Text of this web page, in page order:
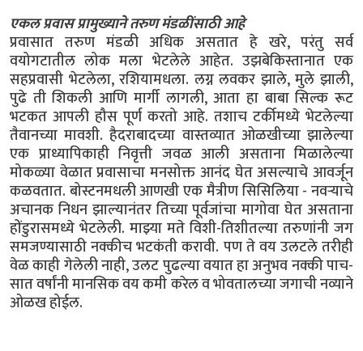
एकल प्रवास प्रामुख्याने तरुण मंडळींसाठी आहे
प्रवासात तरुण मंडळी अधिक असतात हे खरे, परंतु सर्व
वयोगटातील लोक मला भेटलेले आहेत. उझबेकिस्तानात एक
सहप्रवासी भेटलेला, रशियामधला. लग्न लवकर झाले, मुले झाली,
पुढे ती शिकली आणि मार्गी लागली, आता हा बाबा सिल्क रूट
भटकत आपली हौस पूर्ण करतो आहे. तशाच टर्कीमध्ये भेटलेल्या
तैवानच्या मावशी. हैदराबादच्या वास्तव्यात ओळखीच्या झालेल्या
एक प्राध्यापिकाही निवृत्ती जवळ आली असताना मिळालेल्या
मोकळ्या वेळात प्रवासाचा मनसोक्त आनंद घेत असल्याचे आवर्जून
कळवतात. बोस्टनमधली आणखी एक मैत्रीण सिसिलिया - नवऱ्याचे
अचानक निधन झाल्यानंतर तिच्या पूर्वजांचा मागोवा घेत असताना
होंडुरासमध्ये भेटलेली. माझ्या मते विशी-तिशीतल्या तरुणांनी जग
समजण्यासाठी नक्कीच भटकंती करावी. पण ते वय उलटले तरीही
वेळ काही गेलेली नाही, उलट पुढल्या वयात हा अनुभव नक्की पाच-
सात वर्षांनी मानसिक वय कमी करेल व भोवतालच्या जगाची नव्याने
ओळख होईल.